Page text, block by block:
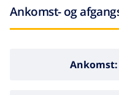
Ankomst- og
Ankomst: